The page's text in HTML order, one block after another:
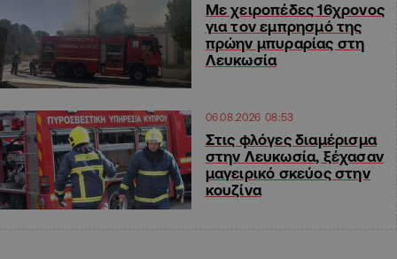
Με χειροπέδες 16χρονος
για τον εμπρησμό της
πρώην μπυραρίας στη
Λευκωσία
06.08.2026 08:53
Στις φλόγες διαμέρισμα
στην Λευκωσία, ξέχασαν
μαγειρικό σκεύος στην
κουζίνα